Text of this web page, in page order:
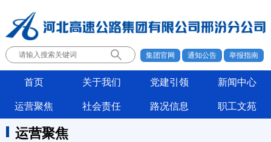
集团官网 通知公告 举报指南
首页 关于我们 党建引领 新闻中心
运营聚焦 社会责任 路况信息 职工文苑
运营聚焦